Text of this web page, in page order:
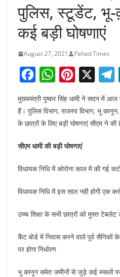
पुलिस, स्टूडेंट, भू-
कई बड़ी घोषणाएं
August 27, 2021 Pahad Times
F
a
c
e
b
o
o
k
W
h
at
s
A
p
p
Pi
nt
er
e
st
X
मुख्यमंत्री पुष्कर सिंह धामी ने सदन में आज
हैं। पुलिस विभाग, राजस्व विभाग, भू
के छात्रों के लिए बड़ी घोषणाएं सीएम ने की
सीएम धामी की बड़ी घोषणाएं
विधायक निधि में कोरोना काल में की गई
विधायक निधि में इस साल नही होगी एक
उच्च शिक्षा के सभी छात्रों को मुफ्त टेबलेट
कैंट बोर्ड में निवास करने वाले पूर्व सैनिकों
पर होगा निर्धारण
भू कानून समेत जमीनों से जुड़े कई मसलों